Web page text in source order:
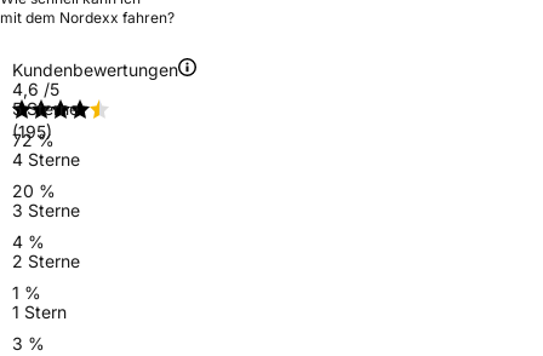
mit dem Nordexx fahren?
Kundenbewertungen
4,6 /5
(195)
5 Sterne
72 %
4 Sterne
20 %
3 Sterne
4 %
2 Sterne
1 %
1 Stern
3 %